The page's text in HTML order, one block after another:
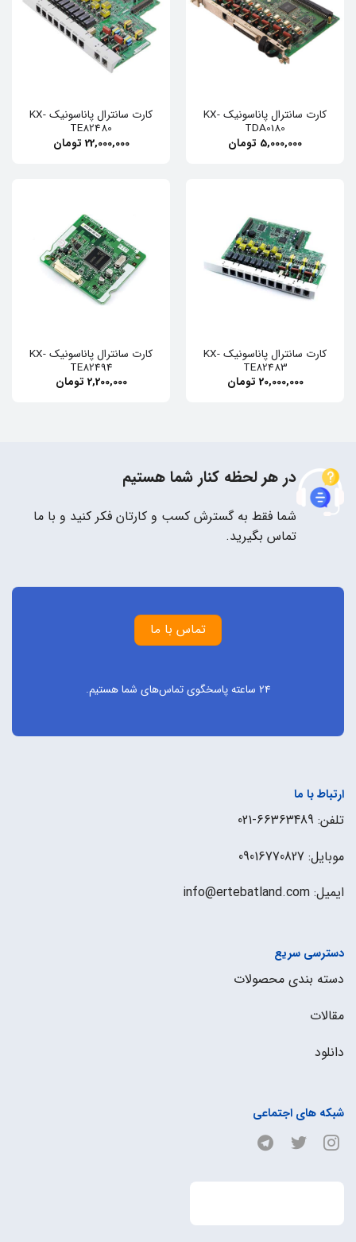
کارت سانترال پاناسونیک KX-
TDA0180
5,000,000 تومان
کارت سانترال پاناسونیک KX-
TE82480
22,000,000 تومان
کارت سانترال پاناسونیک KX-
TE82483
20,000,000 تومان
کارت سانترال پاناسونیک KX-
TE82494
2,200,000 تومان
در هر لحظه کنار شما هستیم
شما فقط به گسترش کسب و کارتان فکر کنید و با ما
تماس بگیرید.
تماس با ما
24 ساعته پاسخگوی تماس‌های شما هستیم.
ارتباط با ما
تلفن: 66363489-021
موبایل: 09016770827
ایمیل: info@ertebatland.com
دسترسی سریع
دسته بندی محصولات
مقالات
دانلود
شبکه های اجتماعی